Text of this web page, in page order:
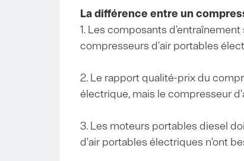
La différence entre un
1. Les composants
compresseurs d'air portables
2. Le rapport qualité-prix du
électrique, mais le compresseur
3. Les moteurs portables diesel
d'air portables électriques n'ont